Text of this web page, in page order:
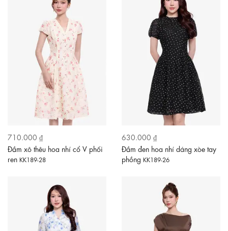
710.000 ₫
Đầm xô thêu hoa nhí cổ V phối
ren KK189-28
630.000 ₫
Đầm đen hoa nhí dáng xòe tay
phồng KK189-26